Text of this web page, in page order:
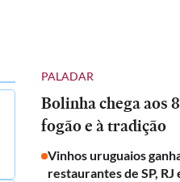
PALADAR
Bolinha chega aos
fogão e à tradição
Vinhos uruguaios
restaurantes de SP,